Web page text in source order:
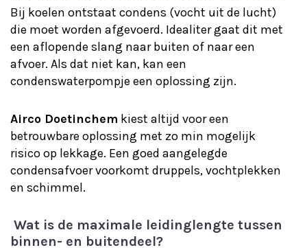
Bij koelen ontstaat condens (vocht uit de lucht)
die moet worden afgevoerd. Idealiter gaat dit met
een aflopende slang naar buiten of naar een
afvoer. Als dat niet kan, kan een
condenswaterpompje een oplossing zijn.
Airco Doetinchem kiest altijd voor een
betrouwbare oplossing met zo min mogelijk
risico op lekkage. Een goed aangelegde
condensafvoer voorkomt druppels, vochtplekken
en schimmel.
Wat is de maximale leidinglengte tussen
binnen- en buitendeel?